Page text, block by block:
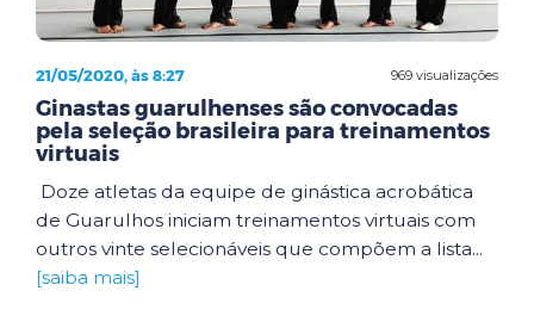
969 visualizações
21/05/2020, às 8:27
Ginastas guarulhenses são convocadas
pela seleção brasileira para treinamentos
virtuais
Doze atletas da equipe de ginástica acrobática
de Guarulhos iniciam treinamentos virtuais com
outros vinte selecionáveis que compõem a lista...
[saiba mais]